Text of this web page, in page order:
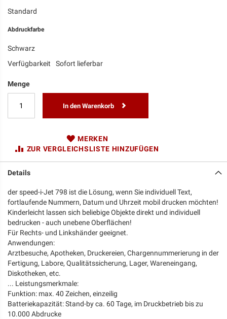
Standard
Abdruckfarbe
Schwarz
Verfügbarkeit
Sofort lieferbar
Menge
In den Warenkorb
MERKEN
ZUR VERGLEICHSLISTE HINZUFÜGEN
Details
der speed-i-Jet 798 ist die Lösung, wenn Sie individuell Text,
fortlaufende Nummern, Datum und Uhrzeit mobil drucken möchten!
Kinderleicht lassen sich beliebige Objekte direkt und individuell
bedrucken - auch unebene Oberflächen!
Für Rechts- und Linkshänder geeignet.
Anwendungen:
Arztbesuche, Apotheken, Druckereien, Chargennummerierung in der
Fertigung, Labore, Qualitätssicherung, Lager, Wareneingang,
Diskotheken, etc.
... Leistungsmerkmale:
Funktion: max. 40 Zeichen, einzeilig
Batteriekapazität: Stand-by ca. 60 Tage, im Druckbetrieb bis zu
10.000 Abdrucke